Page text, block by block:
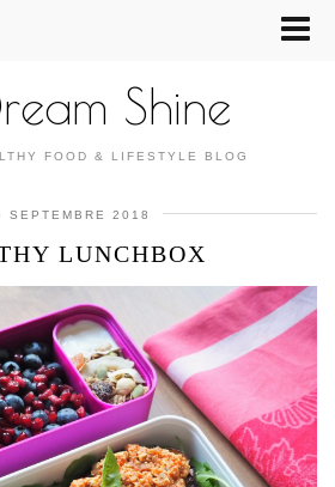
Shine
FOOD & LIFESTYLE BLOG
SEPTEMBRE 2018
LUNCHBOX